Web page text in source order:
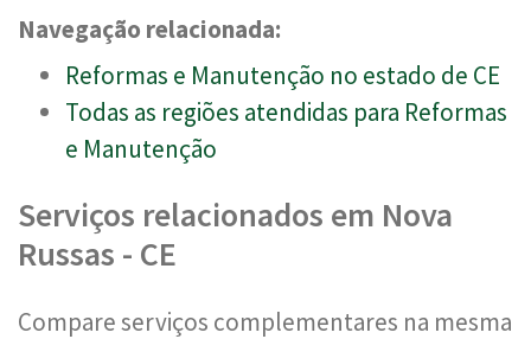
Navegação relacionada:
Reformas e Manutenção no estado de CE
Todas as regiões atendidas para Reformas
e Manutenção
Serviços relacionados em Nova
Russas - CE
Compare serviços complementares na mesma